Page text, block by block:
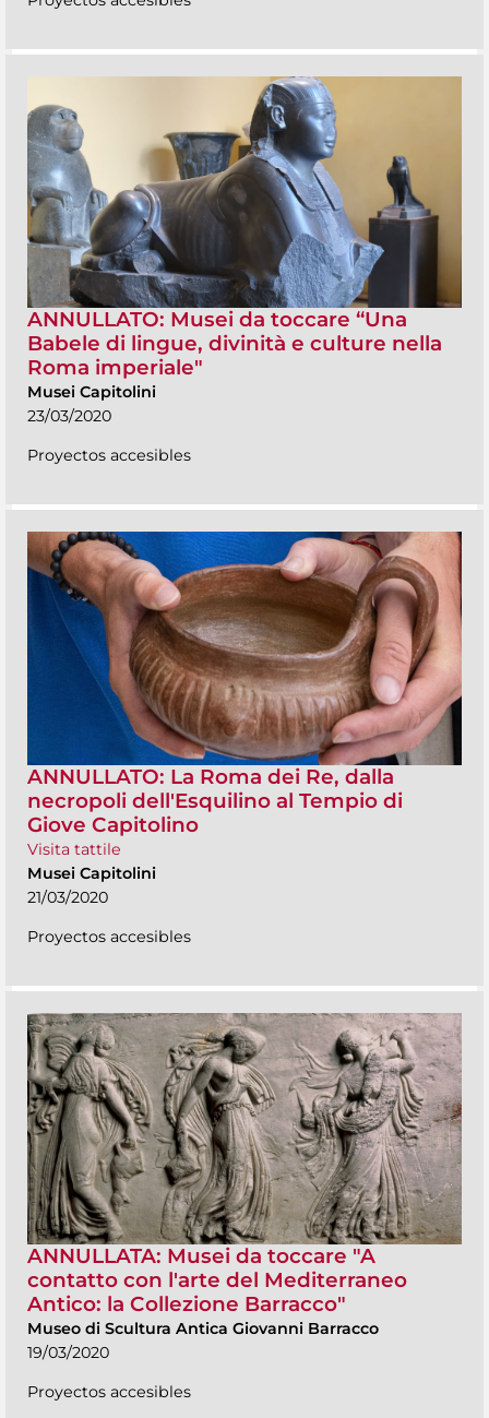
ANNULLATO: Musei da toccare “Una
Babele di lingue, divinità e culture nella
Roma imperiale"
Musei Capitolini
23/03/2020
Proyectos accesibles
ANNULLATO: La Roma dei Re, dalla
necropoli dell'Esquilino al Tempio di
Giove Capitolino
Visita tattile
Musei Capitolini
21/03/2020
Proyectos accesibles
ANNULLATA: Musei da toccare "A
contatto con l'arte del Mediterraneo
Antico: la Collezione Barracco"
Museo di Scultura Antica Giovanni Barracco
19/03/2020
Proyectos accesibles